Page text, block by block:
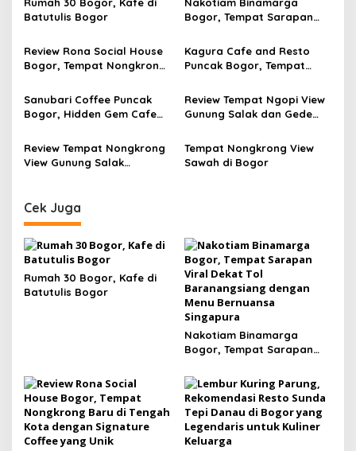
Batutulis Bogor
Bogor, Tempat Sarapan
Baranangsiang dengan
Menu Bernuansa Singapura
Review Rona Social House
Bogor, Tempat Nongkrong
dengan Signature Coffee
yang Unik
Kagura Cafe and Resto
Puncak Bogor, Tempat
View Pegunungan, Sungai,
dan Menu Kuliner Lengkap
Sanubari Coffee Puncak
Bogor, Hidden Gem Cafe
Glamping Murah Estetik
Review Tempat Ngopi View
Gunung Salak dan Gede
Puncak Bogor
Review Tempat Nongkrong
View Gunung Salak
Tempat Nongkrong View
Sawah di Bogor
Cek Juga
Rumah 30 Bogor, Kafe di
Batutulis Bogor
Nakotiam Binamarga
Bogor, Tempat Sarapan
Baranangsiang dengan
Menu Bernuansa Singapura